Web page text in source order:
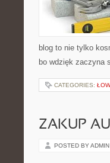
blog to nie tylko
bo wdzięk zaczyna
CATEGORIES:
ZAKUP
POSTED BY ADMIN